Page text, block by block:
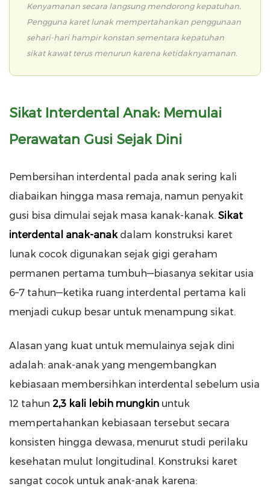
Kenyamanan secara langsung mendorong kepatuhan.
Pengguna karet lunak mempertahankan penggunaan
sehari-hari hampir konstan sementara kepatuhan
sikat kawat terus menurun karena ketidaknyamanan.
Sikat Interdental Anak: Memulai
Perawatan Gusi Sejak Dini
Pembersihan interdental pada anak sering kali
diabaikan hingga masa remaja, namun penyakit
gusi bisa dimulai sejak masa kanak-kanak. Sikat
interdental anak-anak dalam konstruksi karet
lunak cocok digunakan sejak gigi geraham
permanen pertama tumbuh—biasanya sekitar usia
6–7 tahun—ketika ruang interdental pertama kali
menjadi cukup besar untuk menampung sikat.
Alasan yang kuat untuk memulainya sejak dini
adalah: anak-anak yang mengembangkan
kebiasaan membersihkan interdental sebelum usia
12 tahun 2,3 kali lebih mungkin untuk
mempertahankan kebiasaan tersebut secara
konsisten hingga dewasa, menurut studi perilaku
kesehatan mulut longitudinal. Konstruksi karet
sangat cocok untuk anak-anak karena: